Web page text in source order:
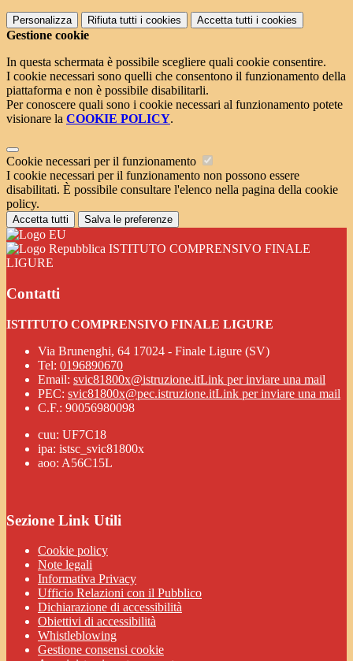
Personalizza Rifiuta tutti i cookies Accetta tutti i cookies
Gestione cookie
In questa schermata è possibile scegliere quali cookie consentire.
I cookie necessari sono quelli che consentono il funzionamento della
piattaforma e non è possibile disabilitarli.
Per conoscere quali sono i cookie necessari al funzionamento potete
visionare la COOKIE POLICY.
Cookie necessari per il funzionamento
I cookie necessari per il funzionamento non possono essere
disabilitati. È possibile consultare l'elenco nella pagina della cookie
policy.
Accetta tutti Salva le preferenze
ISTITUTO COMPRENSIVO FINALE
LIGURE
Contatti
ISTITUTO COMPRENSIVO FINALE LIGURE
Via Brunenghi, 64 17024 - Finale Ligure (SV)
Tel: 0196890670
Email: svic81800x@istruzione.itLink per inviare una mail
PEC: svic81800x@pec.istruzione.itLink per inviare una mail
C.F.: 90056980098
cuu: UF7C18
ipa: istsc_svic81800x
aoo: A56C15L
Sezione Link Utili
Cookie policy
Note legali
Informativa Privacy
Ufficio Relazioni con il Pubblico
Dichiarazione di accessibilità
Obiettivi di accessibilità
Whistleblowing
Gestione consensi cookie